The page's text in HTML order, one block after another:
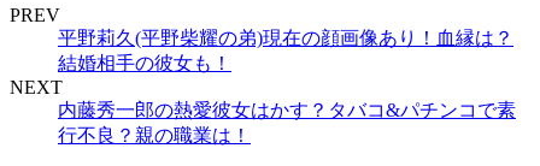
PREV
平野莉久(平野柴耀の弟)現在の顔画像あり！血縁は？
結婚相手の彼女も！
NEXT
内藤秀一郎の熱愛彼女はかす？タバコ&パチンコで素
行不良？親の職業は！